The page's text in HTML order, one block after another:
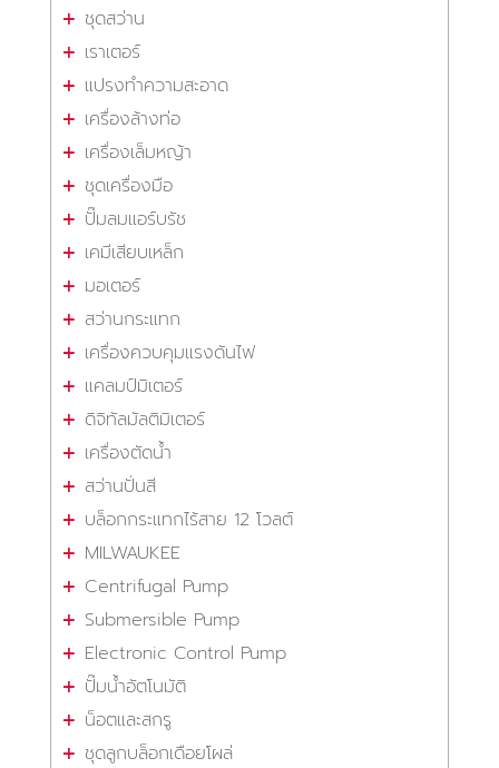
ชุดสว่าน
เราเตอร์
แปรงทำความสะอาด
เครื่องล้างท่อ
เครื่องเล็มหญ้า
ชุดเครื่องมือ
ปั๊มลมแอร์บรัช
เคมีเสียบเหล็ก
มอเตอร์
สว่านกระแทก
เครื่องควบคุมแรงดันไฟ
แคลมป์มิเตอร์
ดิจิทัลมัลติมิเตอร์
เครื่องตัดน้ำ
สว่านปั่นสี
บล็อกกระแทกไร้สาย 12 โวลต์
MILWAUKEE
Centrifugal Pump
Submersible Pump
Electronic Control Pump
ปั๊มน้ำอัตโนมัติ
น็อตและสกรู
ชุดลูกบล็อกเดือยโผล่